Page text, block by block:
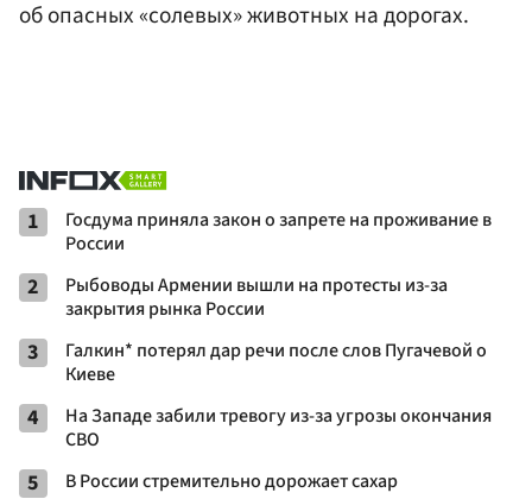
об опасных «солевых» животных на дорогах.
1
Госдума приняла закон о запрете на проживание в
России
2
Рыбоводы Армении вышли на протесты из-за
закрытия рынка России
3
Галкин* потерял дар речи после слов Пугачевой о
Киеве
4
На Западе забили тревогу из-за угрозы окончания
СВО
5 В России стремительно дорожает сахар